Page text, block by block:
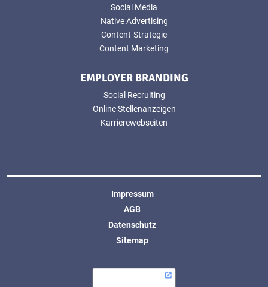
Social Media
Native Advertising
Content-Strategie
Content Marketing
EMPLOYER BRANDING
Social Recruiting
Online Stellenanzeigen
Karrierewebseiten
Impressum
AGB
Datenschutz
Sitemap